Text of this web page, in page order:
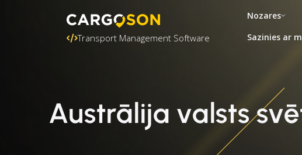
Transport Management Software
Nozares
Sazinies ar
Austrālija valsts